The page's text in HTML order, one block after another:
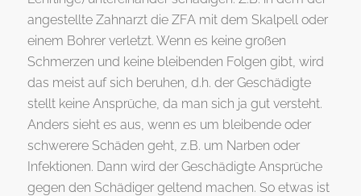
angestellte Zahnarzt die ZFA mit dem Skalpell oder
einem Bohrer verletzt. Wenn es keine großen
Schmerzen und keine bleibenden Folgen gibt, wird
das meist auf sich beruhen, d.h. der Geschädigte
stellt keine Ansprüche, da man sich ja gut versteht.
Anders sieht es aus, wenn es um bleibende oder
schwerere Schäden geht, z.B. um Narben oder
Infektionen. Dann wird der Geschädigte Ansprüche
gegen den Schädiger geltend machen. So etwas ist